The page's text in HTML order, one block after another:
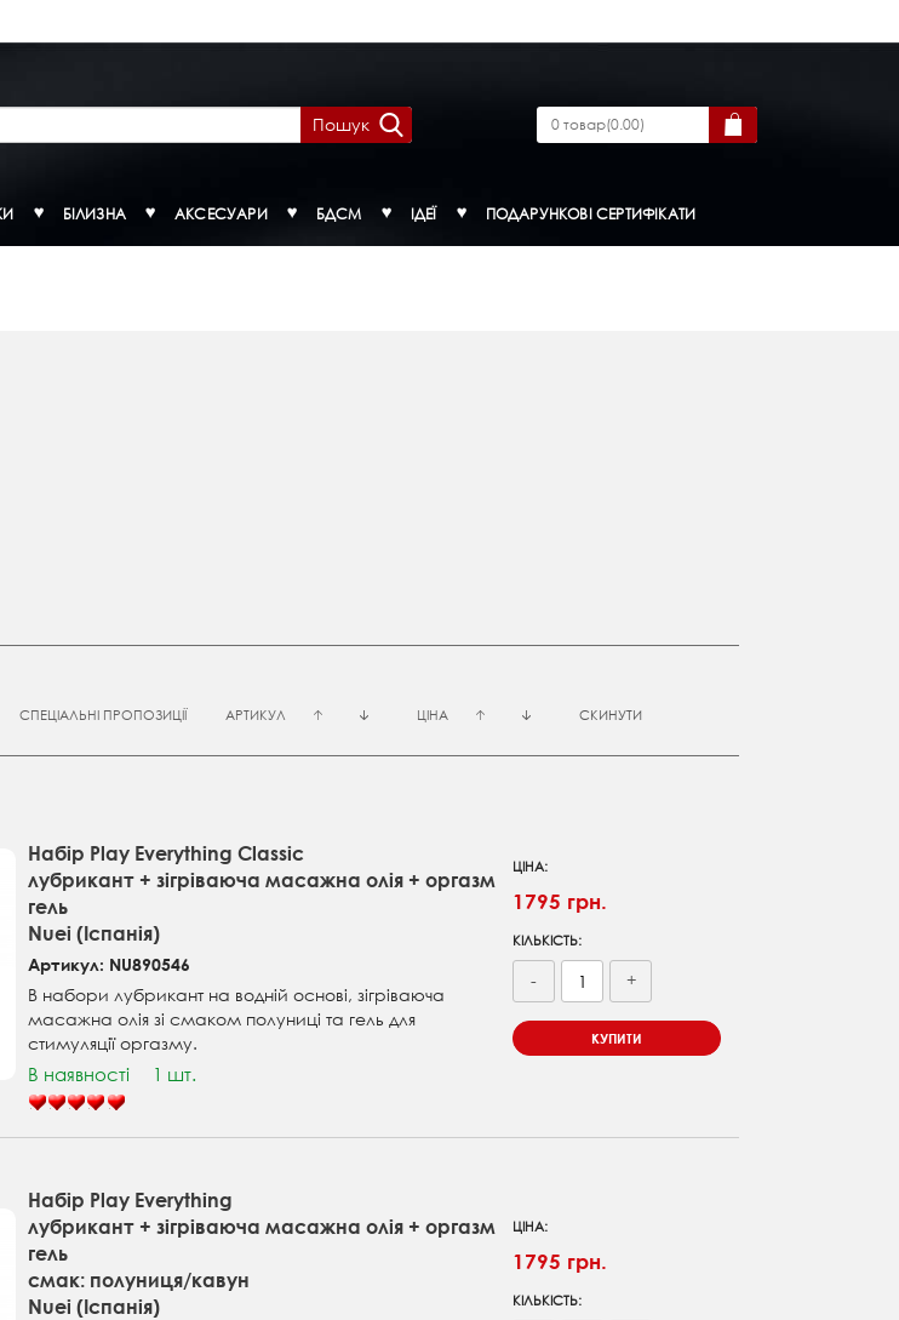
Пошук 0товар(0.00)
БІЛИЗНА АКСЕСУАРИ БДСМ ІДЕЇ ПОДАРУНКОВІ СЕРТИФІКАТИ
СПЕЦІАЛЬНІ ПРОПОЗИЦІЇ АРТИКУЛ ЦІНА СКИНУТИ
Набір Play Everything Classic
лубрикант + зігріваюча масажна олія + оргазм
гель
Nuei (Іспанія)
Артикул: NU890546
В набори лубрикант на водній основі, зігріваюча
масажна олія зі смаком полуниці та гель для
стимуляції оргазму.
В наявності 1 шт.
ЦІНА:
1795 грн.
КІЛЬКІСТЬ:
- +
КУПИТИ
Набір Play Everything
лубрикант + зігріваюча масажна олія + оргазм
гель
смак: полуниця/кавун
Nuei (Іспанія)
ЦІНА:
1795 грн.
КІЛЬКІСТЬ: